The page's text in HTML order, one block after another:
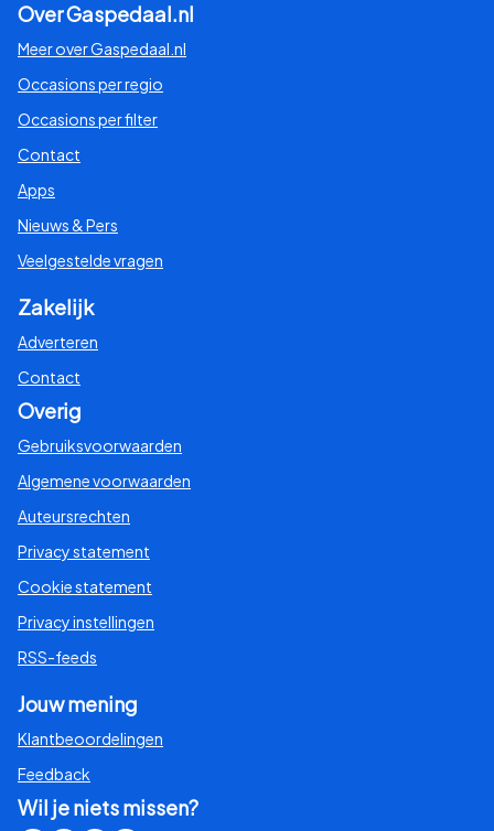
Over Gaspedaal.nl
Meer over Gaspedaal.nl
Occasions per regio
Occasions per filter
Contact
Apps
Nieuws & Pers
Veelgestelde vragen
Zakelijk
Adverteren
Contact
Overig
Gebruiksvoorwaarden
Algemene voorwaarden
Auteursrechten
Privacy statement
Cookie statement
Privacy instellingen
RSS-feeds
Jouw mening
Klantbeoordelingen
Feedback
Wil je niets missen?